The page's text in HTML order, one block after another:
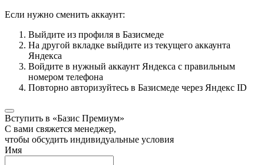
Если нужно сменить аккаунт:
Выйдите из профиля в Базисмеде
На другой вкладке выйдите из текущего аккаунта
Яндекса
Войдите в нужный аккаунт Яндекса с правильным
номером телефона
Повторно авторизуйтесь в Базисмеде через Яндекс ID
Вступить в «Базис Премиум»
С вами свяжется менеджер,
чтобы обсудить индивидуальные условия
Имя